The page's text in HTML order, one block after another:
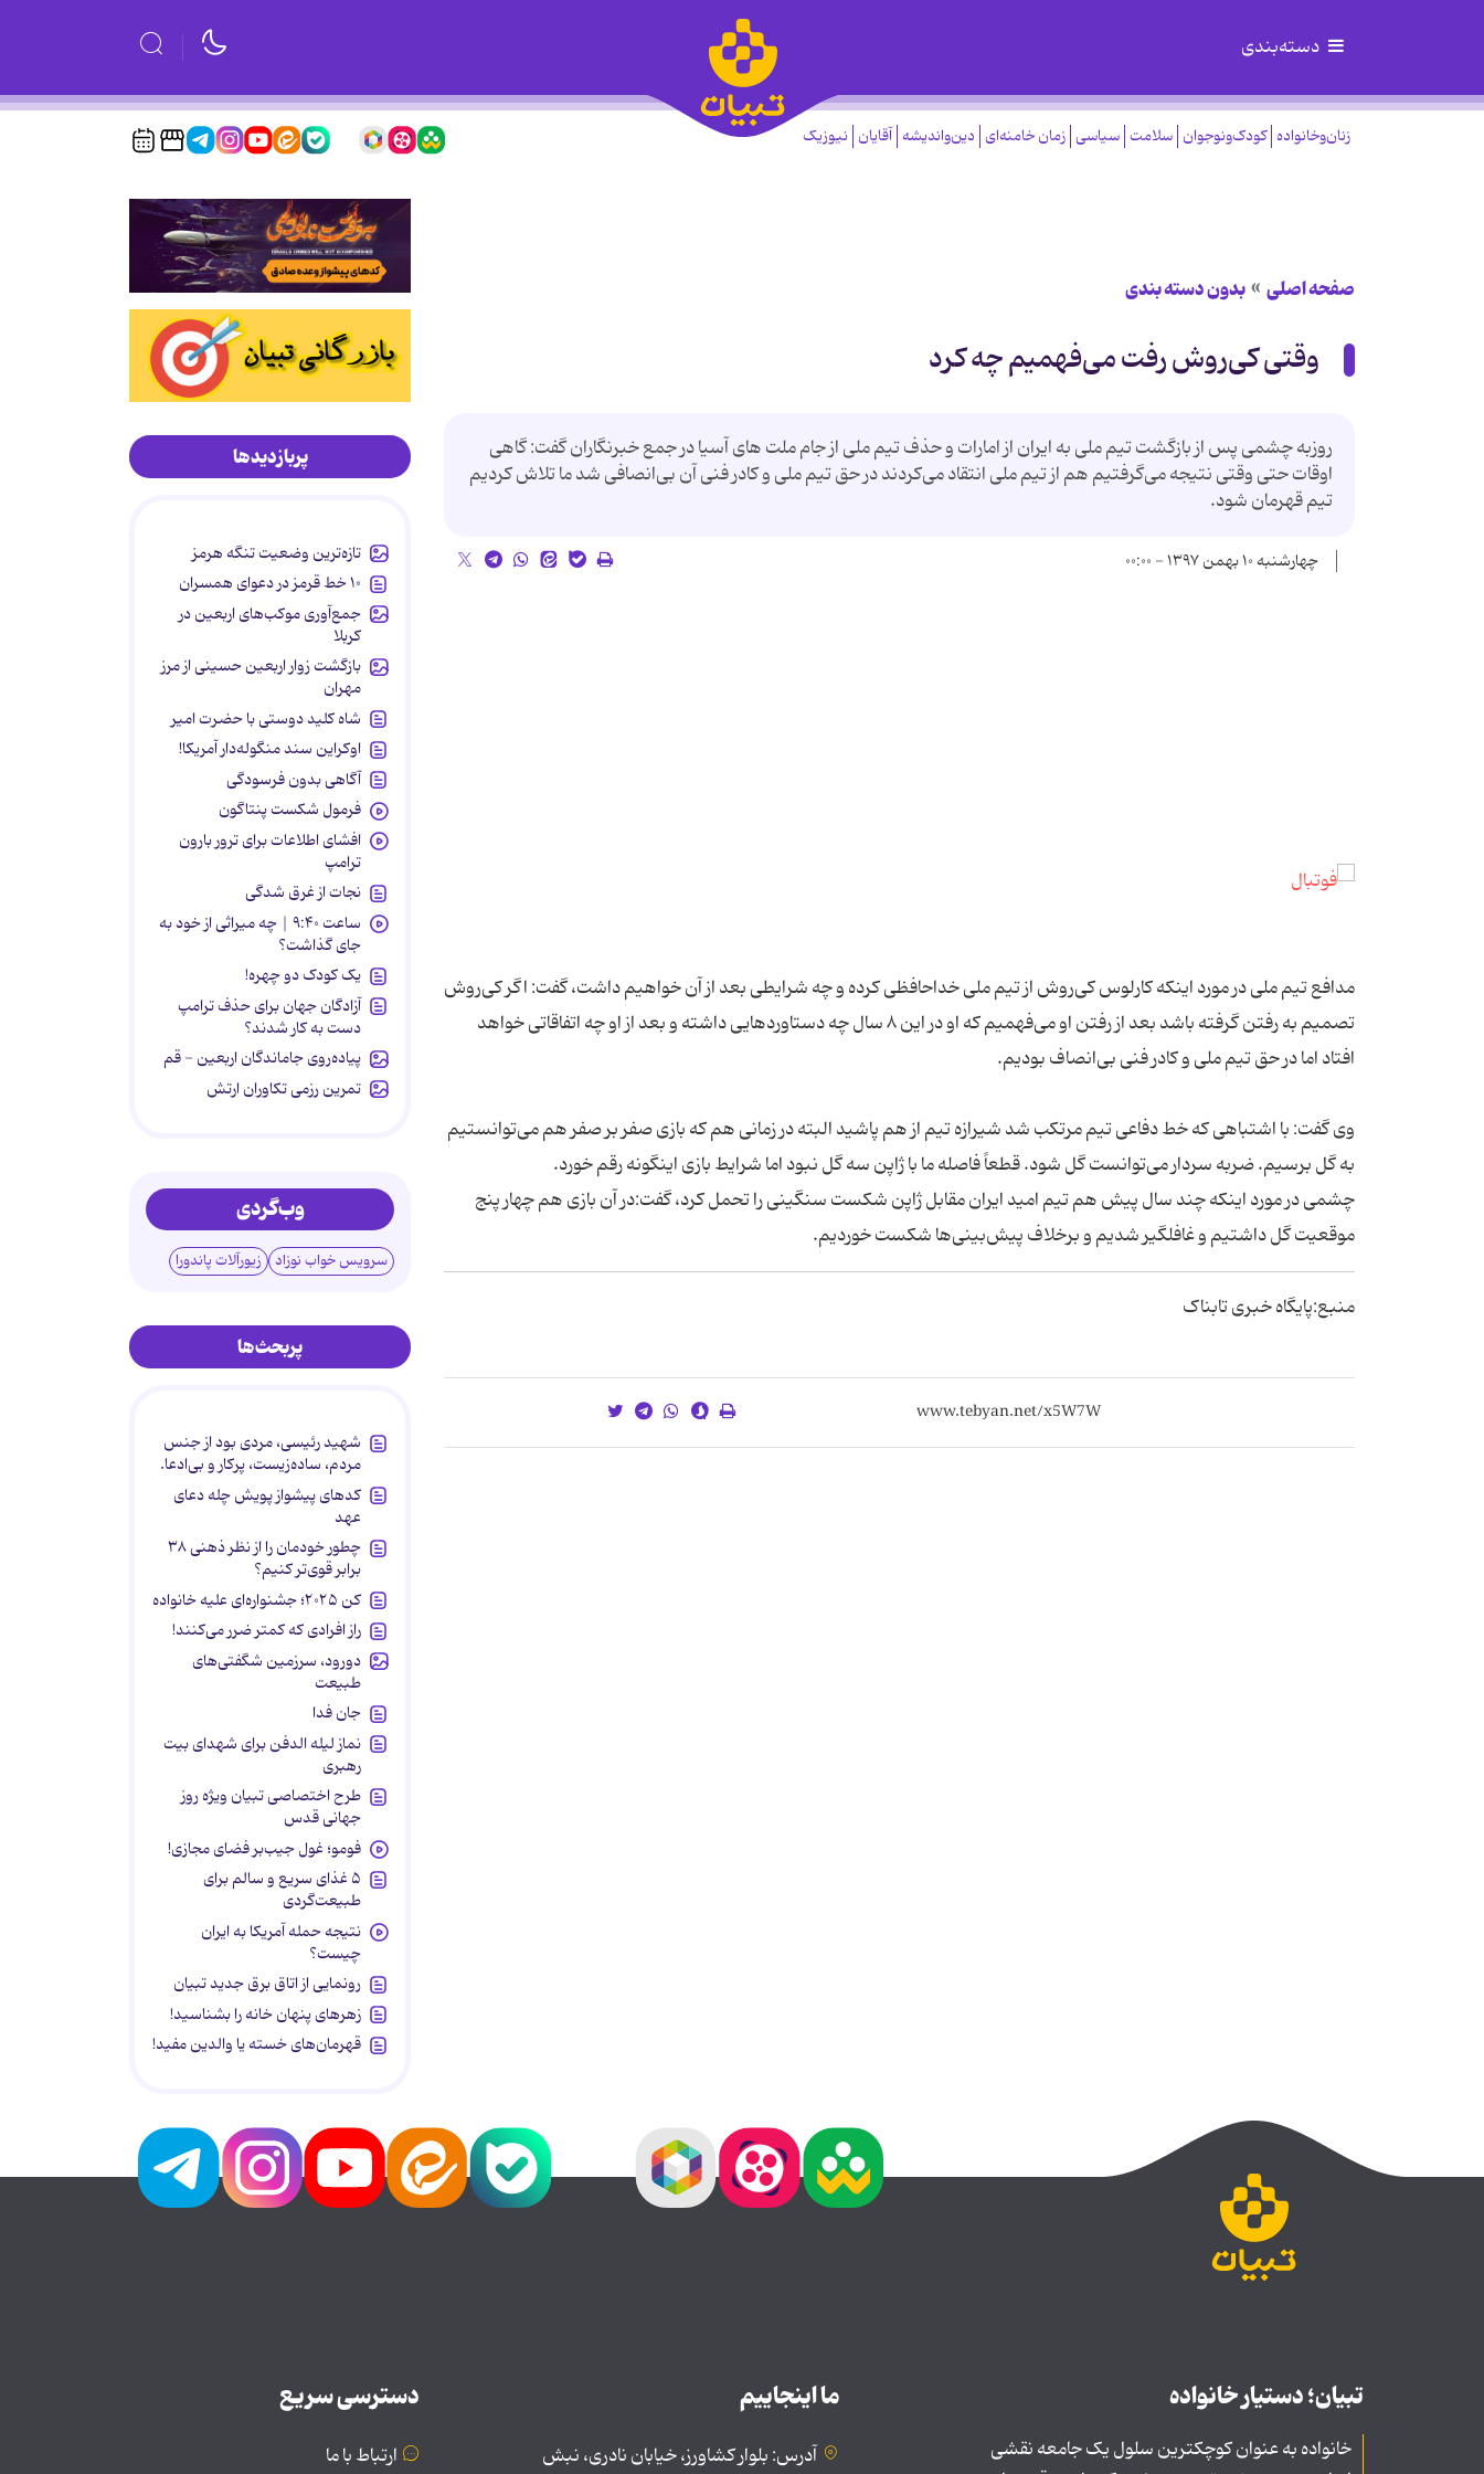
دسته‌بندی
زنان‌وخانواده کودک‌ونوجوان سلامت سیاسی زمان خامنه‌ای دین‌واندیشه آقایان نیوزیک
صفحه اصلی بدون دسته بندی
وقتی کی‌روش رفت می‌فهمیم چه کرد
روزبه چشمی پس از بازگشت تیم ملی به ایران از امارات و حذف تیم ملی از جام ملت های آسیا در جمع خبرنگاران گفت: گاهی
اوقات حتی وقتی نتیجه می‌گرفتیم هم از تیم ملی انتقاد می‌کردند در حق تیم ملی و کادر فنی آن بی‌انصافی شد ما تلاش کردیم
تیم قهرمان شود.
چهارشنبه ۱۰ بهمن ۱۳۹۷ - ۰۰:۰۰
مدافع تیم ملی در مورد اینکه کارلوس کی‌روش از تیم ملی خداحافظی کرده و چه شرایطی بعد از آن خواهیم داشت، گفت: اگر کی‌روش
تصمیم به رفتن گرفته باشد بعد از رفتن او می‌فهمیم که او در این ۸ سال چه دستاوردهایی داشته و بعد از او چه اتفاقاتی خواهد
افتاد اما در حق تیم ملی و کادر فنی بی‌انصاف بودیم.
وی گفت: با اشتباهی که خط دفاعی تیم مرتکب شد شیرازه تیم از هم پاشید البته در زمانی هم که بازی صفر بر صفر هم می‌توانستیم
به گل برسیم. ضربه سردار می‌توانست گل شود. قطعاً فاصله ما با ژاپن سه گل نبود اما شرایط بازی اینگونه رقم خورد.
چشمی در مورد اینکه چند سال پیش هم تیم امید ایران مقابل ژاپن شکست سنگینی را تحمل کرد، گفت:در آن بازی هم چهار پنج
موقعیت گل داشتیم و غافلگیر شدیم و برخلاف پیش‌بینی‌ها شکست خوردیم.
منبع:پایگاه خبری تابناک
پربازدیدها
تازه‌ترین وضعیت تنگه هرمز
۱۰ خط قرمز در دعوای همسران
جمع‌آوری موکب‌های اربعین در
کربلا
بازگشت زوار اربعین حسینی از مرز
مهران
شاه کلید دوستی با حضرت امیر
اوکراین سند منگوله‌دار آمریکا!
آگاهی بدون فرسودگی
فرمول شکست پنتاگون
افشای اطلاعات برای ترور بارون
ترامپ
نجات از غرق شدگی
ساعت ۹:۴۰ | چه میراثی از خود به
جای گذاشت؟
یک کودک دو چهره!
آزادگان جهان برای حذف ترامپ
دست به کار شدند؟
پیاده‌روی جاماندگان اربعین - قم
تمرین رزمی تکاوران ارتش
وب‌گردی
سرویس خواب نوزاد زیورآلات پاندورا
پربحث‌ها
شهید رئیسی، مردی بود از جنس
مردم، ساده‌زیست، پرکار و بی‌ادعا.
کدهای پیشواز پویش چله دعای
عهد
چطور خودمان را از نظر ذهنی ۳۸
برابر قوی‌تر کنیم؟
کن ۲۰۲۵؛ جشنواره‌ای علیه خانواده
راز افرادی که کمتر ضرر می‌کنند!
دورود، سرزمین شگفتی‌های
طبیعت
جان فدا
نماز لیله الدفن برای شهدای بیت
رهبری
طرح اختصاصی تبیان ویژه روز
جهانی قدس
فومو؛ غول جیب‌بر فضای مجازی!
۵ غذای سریع و سالم برای
طبیعت‌گردی
نتیجه حمله آمریکا به ایران
چیست؟
رونمایی از اتاق برق جدید تبیان
زهرهای پنهان خانه را بشناسید!
قهرمان‌های خسته یا والدین مفید!
تبیان؛ دستیار خانواده
خانواده به عنوان کوچکترین سلول یک جامعه نقشی
ما اینجاییم
آدرس: بلوار کشاورز، خیابان نادری، نبش
دسترسی سریع
ارتباط با ما